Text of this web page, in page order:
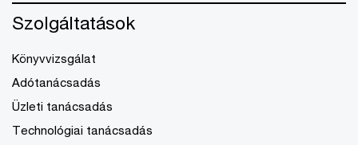
Szolgáltatások
Könyvvizsgálat
Adótanácsadás
Üzleti tanácsadás
Technológiai tanácsadás